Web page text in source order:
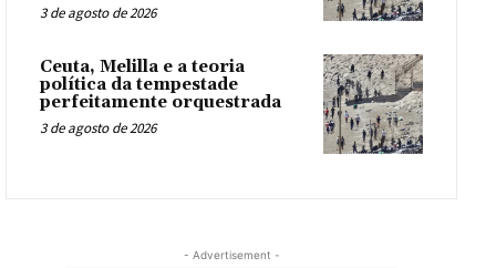
3 de agosto de 2026
Ceuta, Melilla e a teoria
política da tempestade
perfeitamente orquestrada
3 de agosto de 2026
- Advertisement -